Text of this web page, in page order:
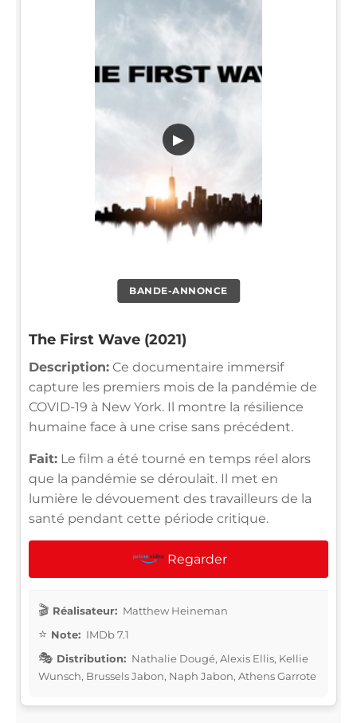
BANDE-ANNONCE
▶
The First Wave (2021)
Description: Ce documentaire immersif
capture les premiers mois de la pandémie de
COVID-19 à New York. Il montre la résilience
humaine face à une crise sans précédent.
Fait: Le film a été tourné en temps réel alors
que la pandémie se déroulait. Il met en
lumière le dévouement des travailleurs de la
santé pendant cette période critique.
Regarder
Réalisateur: Matthew Heineman
Note: IMDb 7.1
Distribution: Nathalie Dougé, Alexis Ellis, Kellie
Wunsch, Brussels Jabon, Naph Jabon, Athens Garrote